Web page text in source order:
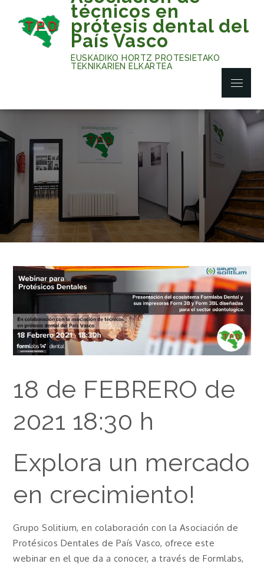
content
técnicos en
prótesis dental del
País Vasco
EUSKADIKO HORTZ PROTESIETAKO
TEKNIKARIEN ELKARTEA
Menu
18 de FEBRERO de
2021 18:30 h
Explora un mercado
en crecimiento!
Grupo Solitium, en colaboración con la Asociación de
Protésicos Dentales de País Vasco, ofrece este
webinar en el que da a conocer, a través de Formlabs,